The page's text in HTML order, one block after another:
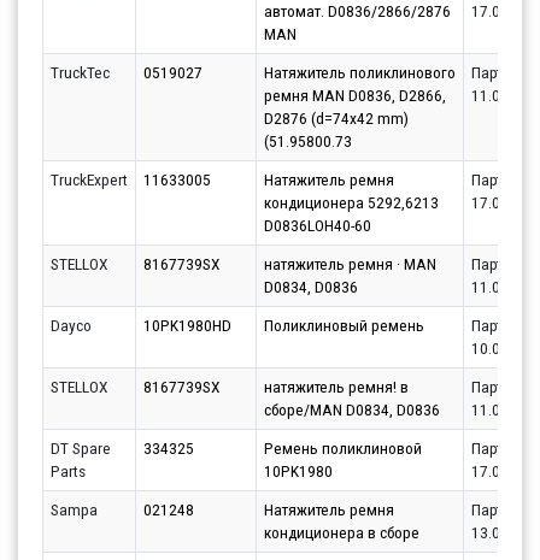
автомат. D0836/2866/2876
MAN
TruckTec 0519027
Натяжитель поликлинового
ремня MAN D0836, D2866,
D2876 (d=74x42 mm)
(51.95800.73
Партнёр
TruckExpert 11633005
Натяжитель ремня
кондиционера 5292,6213
D0836LOH40-60
Партнёр
STELLOX 8167739SX
натяжитель ремня · MAN
D0834, D0836
Партнёр
Dayco
10PK1980HD Поликлиновый ремень
Партнёр
STELLOX
8167739SX
натяжитель ремня! в
сборе/MAN D0834, D0836
Партнёр
DT Spare
Parts
334325
Ремень поликлиновой
10PK1980
Партнёр
Sampa
021248
Натяжитель ремня
кондиционера в сборе
Партнёр